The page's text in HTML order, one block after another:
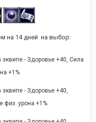
на 14 дней на выбор:
эквипе - Здоровье +40, Сила
+1%
эквипе - Здоровье +40,
физ. урона +1%